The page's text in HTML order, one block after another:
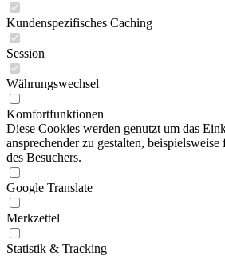
Kundenspezifisches Caching
Session
Währungswechsel
Komfortfunktionen
Diese Cookies werden genutzt um das
ansprechender zu gestalten,
des Besuchers.
Google Translate
Merkzettel
Statistik & Tracking